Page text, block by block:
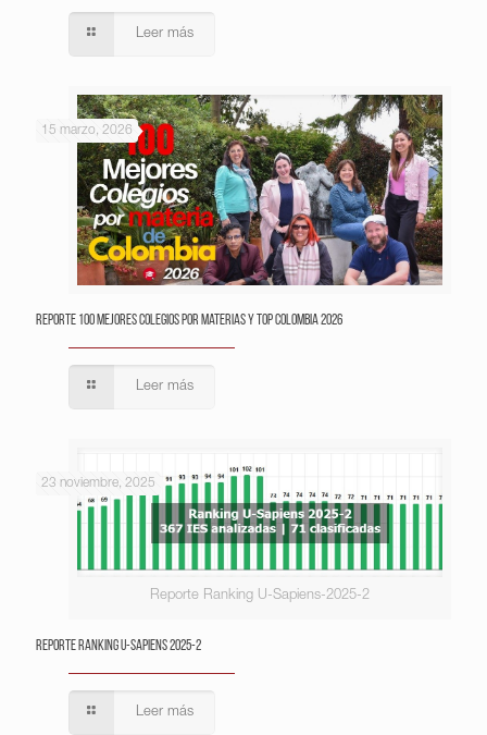
Leer más
15 marzo, 2026
Reporte 100 Mejores Colegios por Materias y Top Colombia 2026
Leer más
Reporte Ranking U-Sapiens-2025-2
23 noviembre, 2025
Reporte Ranking U-Sapiens 2025-2
Leer más